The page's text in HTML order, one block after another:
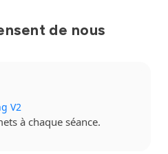
de nous
V2
à chaque séance.